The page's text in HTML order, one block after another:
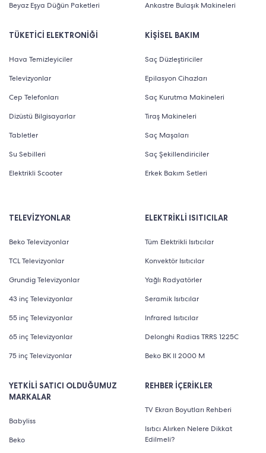
Beyaz Eşya Düğün Paketleri
TÜKETİCİ ELEKTRONİĞİ
Hava Temizleyiciler
Televizyonlar
Cep Telefonları
Dizüstü Bilgisayarlar
Tabletler
Su Sebilleri
Elektrikli Scooter
Ankastre Bulaşık Makineleri
KİŞİSEL BAKIM
Saç Düzleştiriciler
Epilasyon Cihazları
Saç Kurutma Makineleri
Tıraş Makineleri
Saç Maşaları
Saç Şekillendiriciler
Erkek Bakım Setleri
TELEVİZYONLAR
Beko Televizyonlar
TCL Televizyonlar
Grundig Televizyonlar
43 inç Televizyonlar
55 inç Televizyonlar
65 inç Televizyonlar
75 inç Televizyonlar
YETKİLİ SATICI OLDUĞUMUZ
MARKALAR
Babyliss
Beko
ELEKTRİKLİ ISITICILAR
Tüm Elektrikli Isıtıcılar
Konvektör Isıtıcılar
Yağlı Radyatörler
Seramik Isıtıcılar
Infrared Isıtıcılar
Delonghi Radias TRRS 1225C
Beko BK II 2000 M
REHBER İÇERİKLER
TV Ekran Boyutları Rehberi
Isıtıcı Alırken Nelere Dikkat
Edilmeli?